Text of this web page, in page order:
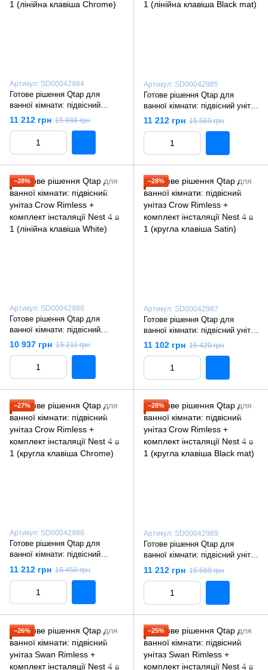
Артикул: SD00042984
Готове рішення Qtap для
ванної кімнати: підвісний
унітаз Crow Rimless +
комплект інсталяції Nest 4 в 1
(лінійна клавіша Chrome)
11 212 грн 15 688 грн
Артикул: SD00042985
Готове рішення Qtap для
ванної кімнати: підвісний унітаз
Crow Rimless + комплект
інсталяції Nest 4 в 1 (лінійна
клавіша Black mat)
11 212 грн 15 569 грн
−28%
Артикул: SD00042986
Готове рішення Qtap для
ванної кімнати: підвісний
унітаз Crow Rimless +
комплект інсталяції Nest 4 в 1
(лінійна клавіша White)
10 937 грн 15 211 грн
−28%
Артикул: SD00042987
Готове рішення Qtap для
ванної кімнати: підвісний унітаз
Crow Rimless + комплект
інсталяції Nest 4 в 1 (кругла
клавіша Satin)
11 102 грн 15 420 грн
−27%
Артикул: SD00042988
Готове рішення Qtap для
ванної кімнати: підвісний
унітаз Crow Rimless +
комплект інсталяції Nest 4 в 1
11 212 грн 15 450 грн
−28%
Артикул: SD00042989
Готове рішення Qtap для
ванної кімнати: підвісний унітаз
Crow Rimless + комплект
інсталяції Nest 4 в 1 (кругла
11 212 грн 15 569 грн
−26% −25%